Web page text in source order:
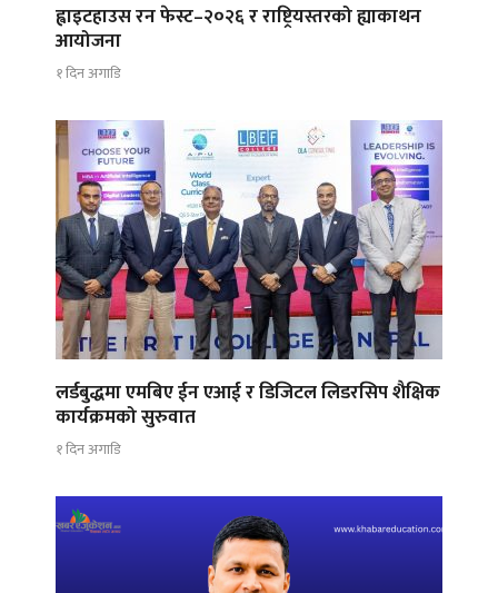
ह्वाइटहाउस रन फेस्ट–२०२६ र राष्ट्रियस्तरको ह्याकाथन
आयोजना
१ दिन अगाडि
लर्डबुद्धमा एमबिए ईन एआई र डिजिटल लिडरसिप शैक्षिक
कार्यक्रमको सुरुवात
१ दिन अगाडि